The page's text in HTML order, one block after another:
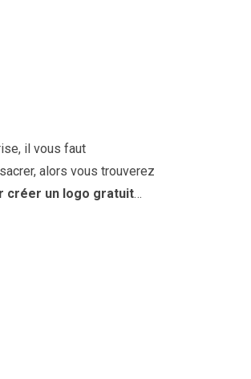
il vous faut
alors vous trouverez
créer un logo gratuit…